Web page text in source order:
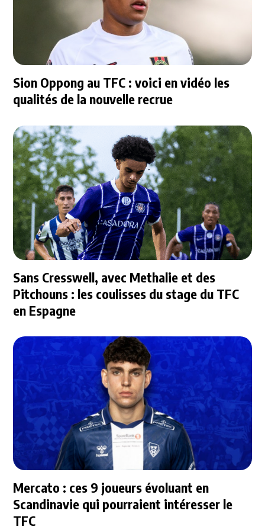
Sion Oppong au TFC : voici en vidéo les
qualités de la nouvelle recrue
Sans Cresswell, avec Methalie et des
Pitchouns : les coulisses du stage du TFC
en Espagne
Mercato : ces 9 joueurs évoluant en
Scandinavie qui pourraient intéresser le
TFC